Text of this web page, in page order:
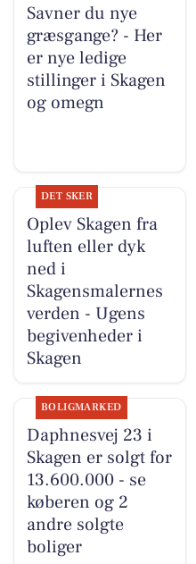
Savner du nye
græsgange? - Her
er nye ledige
stillinger i Skagen
og omegn
DET SKER
Oplev Skagen fra
luften eller dyk
ned i
Skagensmalernes
verden - Ugens
begivenheder i
Skagen
BOLIGMARKED
Daphnesvej 23 i
Skagen er solgt for
13.600.000 - se
køberen og 2
andre solgte
boliger